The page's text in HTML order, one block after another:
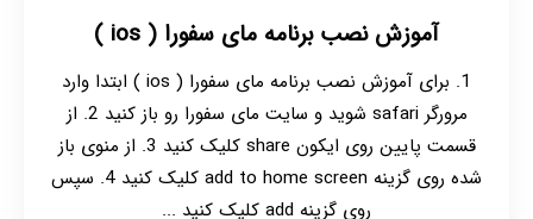
آموزش نصب برنامه مای سفورا ( ios )
1. برای آموزش نصب برنامه مای سفورا ( ios ) ابتدا وارد
مرورگر safari شوید و سایت مای سفورا رو باز کنید 2. از
قسمت پایین روی ایکون share کلیک کنید 3. از منوی باز
شده روی گزینه add to home screen کلیک کنید 4. سپس
روی گزینه add کلیک کنید ...